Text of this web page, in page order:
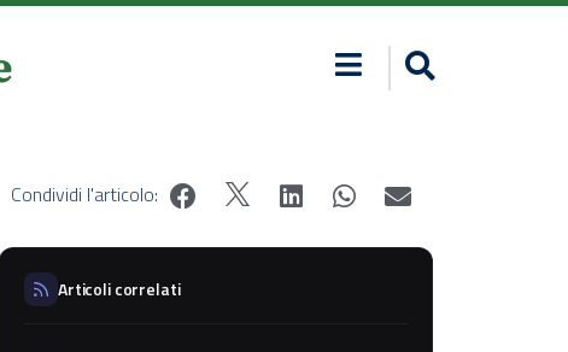
Condividi l'articolo:
Articoli correlati